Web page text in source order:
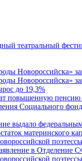
театральный
Новороссийска»
Новороссийска»
до 19,3%
повышенную пенсию
Социального
выдало
материнского
в